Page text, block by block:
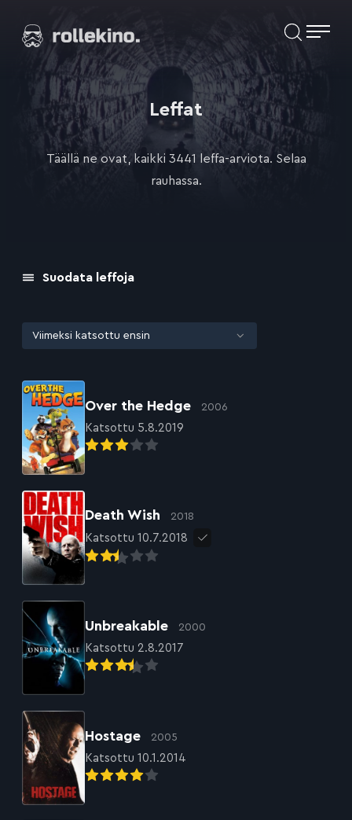
suoraan
sisältöön
Elokuvat ja elokuva-arviot | Rollekino.fi
lopputekstien
jälkeen.
Leffat
Täällä ne ovat, kaikki 3441 leffa-arviota. Selaa
rauhassa.
Suodata leffoja
Over the Hedge 2006
Katsottu 5.8.2019
Death Wish 2018
Katsottu 10.7.2018
Unbreakable 2000
Katsottu 2.8.2017
Hostage 2005
Katsottu 10.1.2014